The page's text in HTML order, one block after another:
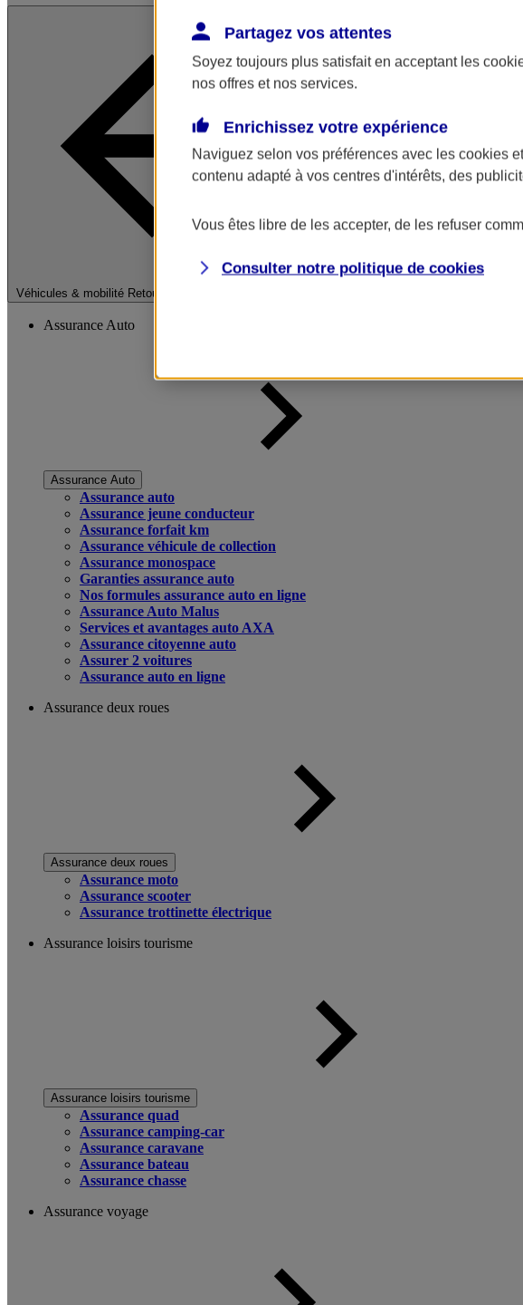
Véhicules & mobilité Retour à la section précédente
Fermer le menu principal
Assurance Auto
Assurance Auto
Assurance auto
Assurance jeune conducteur
Assurance forfait km
Assurance véhicule de collection
Assurance monospace
Garanties assurance auto
Nos formules assurance auto en ligne
Assurance Auto Malus
Services et avantages auto AXA
Assurance citoyenne auto
Assurer 2 voitures
Assurance auto en ligne
Assurance deux roues
Assurance deux roues
Assurance moto
Assurance scooter
Assurance trottinette électrique
Assurance loisirs tourisme
Assurance loisirs tourisme
Assurance quad
Assurance camping-car
Assurance caravane
Assurance bateau
Assurance chasse
Assurance voyage
Partagez vos attentes
Soyez toujours plus satisfait en acceptant les
nos offres et nos services.
Enrichissez votre expérience
Naviguez selon vos préférences avec les cookies
contenu adapté à vos centres d'intérêts, des
Vous êtes libre de les accepter, de les refuser
Consulter notre politique de cookies